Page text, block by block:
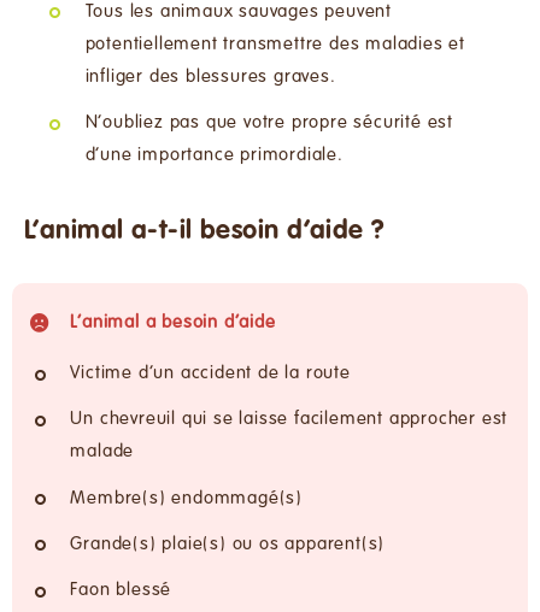
Tous les animaux sauvages peuvent
potentiellement transmettre des maladies et
infliger des blessures graves.
N’oubliez pas que votre propre sécurité est
d’une importance primordiale.
L’animal a-t-il besoin d’aide ?
L’animal a besoin d’aide
Victime d’un accident de la route
Un chevreuil qui se laisse facilement approcher est
malade
Membre(s) endommagé(s)
Grande(s) plaie(s) ou os apparent(s)
Faon blessé